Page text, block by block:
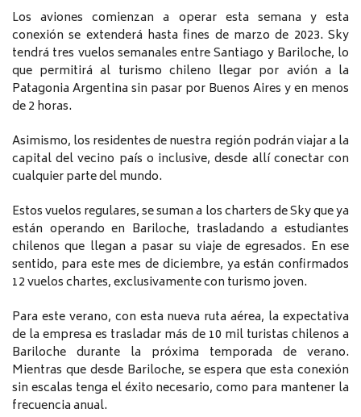
Los aviones comienzan a operar esta semana y esta
conexión se extenderá hasta fines de marzo de 2023. Sky
tendrá tres vuelos semanales entre Santiago y Bariloche, lo
que permitirá al turismo chileno llegar por avión a la
Patagonia Argentina sin pasar por Buenos Aires y en menos
de 2 horas.
Asimismo, los residentes de nuestra región podrán viajar a la
capital del vecino país o inclusive, desde allí conectar con
cualquier parte del mundo.
Estos vuelos regulares, se suman a los charters de Sky que ya
están operando en Bariloche, trasladando a estudiantes
chilenos que llegan a pasar su viaje de egresados. En ese
sentido, para este mes de diciembre, ya están confirmados
12 vuelos chartes, exclusivamente con turismo joven.
Para este verano, con esta nueva ruta aérea, la expectativa
de la empresa es trasladar más de 10 mil turistas chilenos a
Bariloche durante la próxima temporada de verano.
Mientras que desde Bariloche, se espera que esta conexión
sin escalas tenga el éxito necesario, como para mantener la
frecuencia anual.